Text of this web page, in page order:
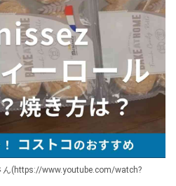
(https://www.youtube.com/watch?